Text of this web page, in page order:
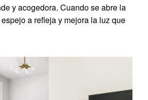
y acogedora. Cuando se abre la
a refleja y mejora la luz que